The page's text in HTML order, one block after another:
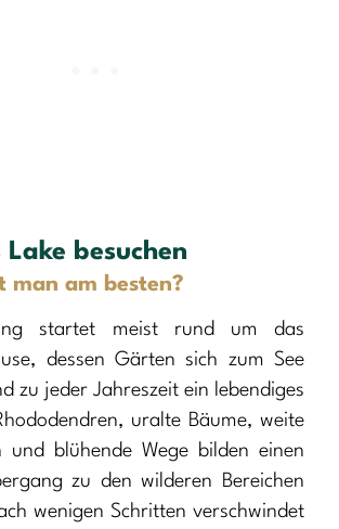
Lake besuchen
man am besten?
startet meist rund um das
dessen Gärten sich zum See
zu jeder Jahreszeit ein lebendiges
uralte Bäume, weite
und blühende Wege bilden einen
zu den wilderen Bereichen
wenigen Schritten verschwindet